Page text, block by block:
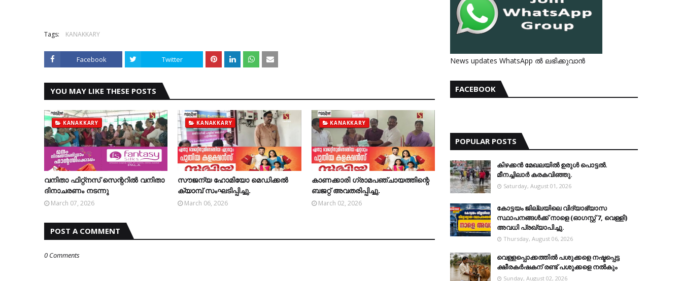
Tags: KANAKKARY
Facebook Twitter
YOU MAY LIKE THESE POSTS
KANAKKARY
വനിതാ ഫിറ്റ്‌നസ് സെന്ററില്‍ വനിതാ
ദിനാചരണം നടന്നു
March 07, 2026
KANAKKARY
സൗജന്യ ഹോമിയോ മെഡിക്കല്‍
ക്യാമ്പ് സംഘടിപ്പിച്ചു.
March 06, 2026
KANAKKARY
കാണക്കാരി ഗ്രാമപഞ്ചായത്തിന്റെ
ബജറ്റ് അവതരിപ്പിച്ചു.
March 02, 2026
POST A COMMENT
0 Comments
News updates WhatsApp ൽ ലഭിക്കുവാൻ
FACEBOOK
POPULAR POSTS
കിഴക്കന്‍ മേഖലയില്‍ ഉരുള്‍ പൊട്ടല്‍.
മീനച്ചിലാര്‍ കരകവിഞ്ഞു.
Saturday, August 01, 2026
കോട്ടയം ജില്ലയിലെ വിദ്യാഭ്യാസ
സ്ഥാപനങ്ങള്‍ക്ക് നാളെ (ഓഗസ്റ്റ് 7, വെള്ളി)
അവധി പ്രഖ്യാപിച്ചു.
Thursday, August 06, 2026
വെള്ളപ്പൊക്കത്തില്‍ പശുക്കളെ നഷ്ടപ്പെട്ട
ക്ഷീരകര്‍ഷകന് രണ്ട് പശുക്കളെ നല്‍കും
Sunday, August 02, 2026